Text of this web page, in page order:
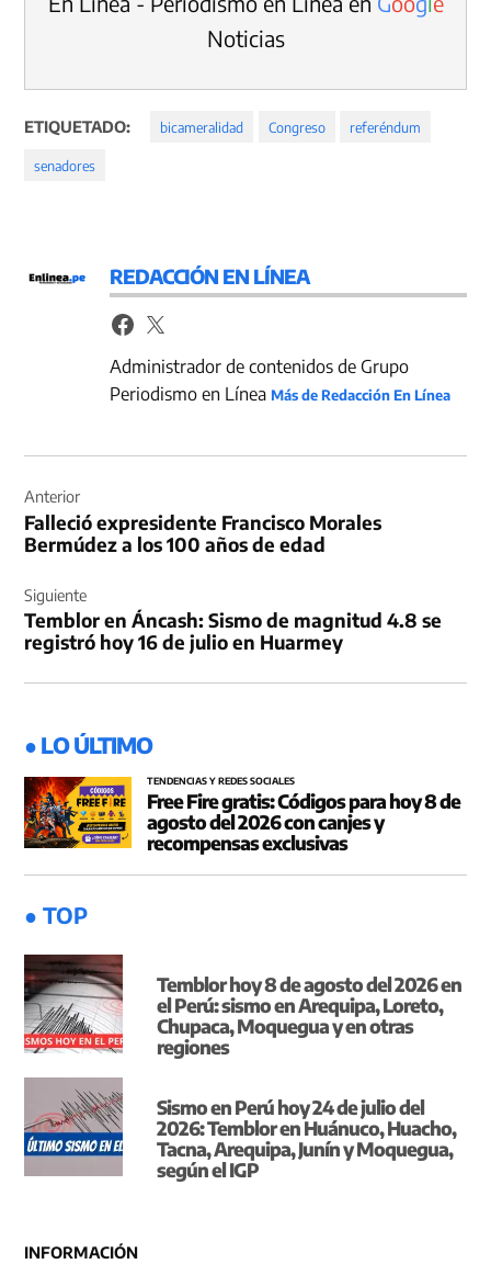
Noticias
ETIQUETADO: bicameralidad Congreso referéndum
senadores
REDACCIÓN EN LÍNEA
Administrador de contenidos de Grupo
Periodismo en LíneaMás de Redacción En Línea
de
entradas
Anterior
Falleció expresidente Francisco Morales
Bermúdez a los 100 años de edad
Siguiente
Temblor en Áncash: Sismo de magnitud 4.8 se
registró hoy 16 de julio en Huarmey
● LO ÚLTIMO
TENDENCIAS Y REDES SOCIALES
Free Fire gratis: Códigos para hoy 8 de
agosto del 2026 con canjes y
recompensas exclusivas
● TOP
Temblor hoy 8 de agosto del 2026 en
el Perú: sismo en Arequipa, Loreto,
Chupaca, Moquegua y en otras
regiones
Sismo en Perú hoy 24 de julio del
2026: Temblor en Huánuco, Huacho,
Tacna, Arequipa, Junín y Moquegua,
según el IGP
INFORMACIÓN